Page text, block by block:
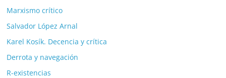
Marxismo crítico
Salvador López Arnal
Karel Kosík. Decencia y crítica
Derrota y navegación
R-existencias